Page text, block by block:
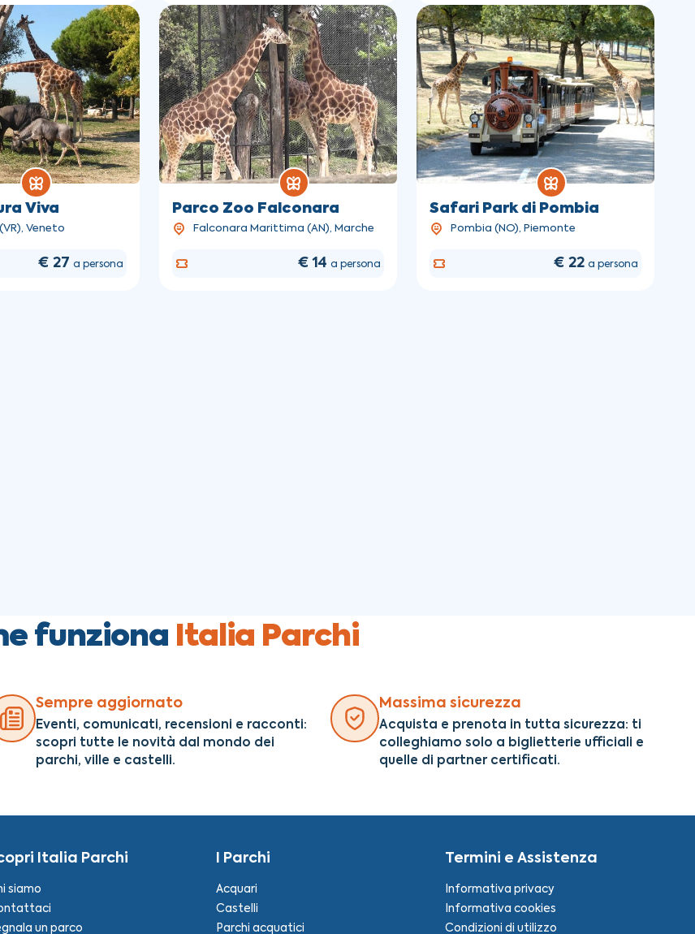
Viva
Veneto
€ 27 a persona
Parco Zoo Falconara
Falconara Marittima (AN), Marche
€ 14 a persona
Safari Park di Pombia
Pombia (NO), Piemonte
€ 22 a persona
funziona Italia Parchi
Sempre aggiornato
Eventi, comunicati, recensioni e racconti:
scopri tutte le novità dal mondo dei
parchi, ville e castelli.
Massima sicurezza
Acquista e prenota in tutta sicurezza: ti
colleghiamo solo a biglietterie ufficiali e
quelle di partner certificati.
Italia Parchi
siamo
un parco
I Parchi
Acquari
Castelli
Parchi acquatici
Termini e Assistenza
Informativa privacy
Informativa cookies
Condizioni di utilizzo